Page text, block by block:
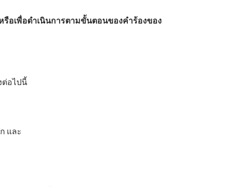
เพื่อดำเนินการตามขั้นตอนของคำร้องของ
ต่อไปนี้
และ